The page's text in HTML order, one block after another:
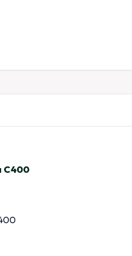
C400